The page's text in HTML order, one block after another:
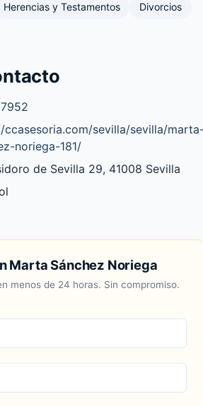
Herencias y Testamentos
Divorcios
ccasesoria.com/sevilla/sevilla/
noriega-181/
de Sevilla 29, 41008 Sevilla
Marta Sánchez Noriega
menos de 24 horas. Sin compromiso.